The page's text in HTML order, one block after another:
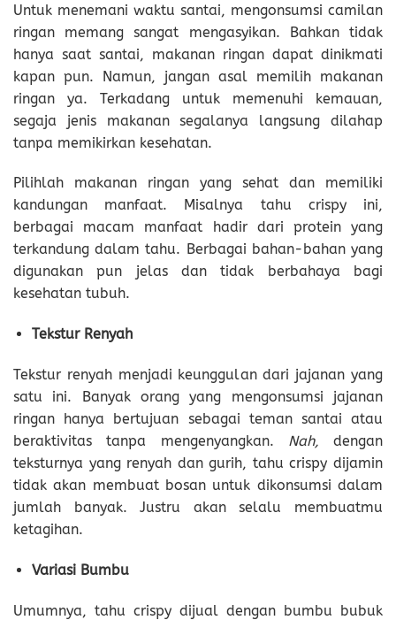
Untuk menemani waktu santai, mengonsumsi camilan
ringan memang sangat mengasyikan. Bahkan tidak
hanya saat santai, makanan ringan dapat dinikmati
kapan pun. Namun, jangan asal memilih makanan
ringan ya. Terkadang untuk memenuhi kemauan,
segaja jenis makanan segalanya langsung dilahap
tanpa memikirkan kesehatan.
Pilihlah makanan ringan yang sehat dan memiliki
kandungan manfaat. Misalnya tahu crispy ini,
berbagai macam manfaat hadir dari protein yang
terkandung dalam tahu. Berbagai bahan-bahan yang
digunakan pun jelas dan tidak berbahaya bagi
kesehatan tubuh.
Tekstur Renyah
Tekstur renyah menjadi keunggulan dari jajanan yang
satu ini. Banyak orang yang mengonsumsi jajanan
ringan hanya bertujuan sebagai teman santai atau
beraktivitas tanpa mengenyangkan. Nah, dengan
teksturnya yang renyah dan gurih, tahu crispy dijamin
tidak akan membuat bosan untuk dikonsumsi dalam
jumlah banyak. Justru akan selalu membuatmu
ketagihan.
Variasi Bumbu
Umumnya, tahu crispy dijual dengan bumbu bubuk